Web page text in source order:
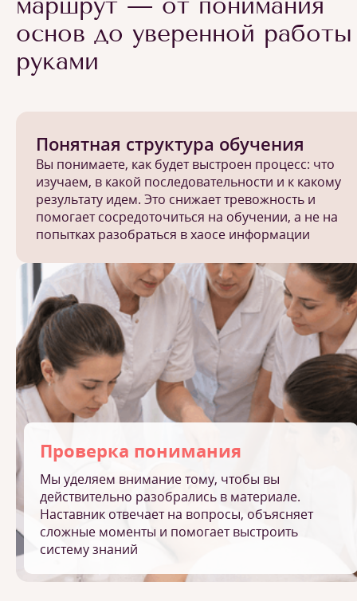
основ до уверенной работы
руками
Понятная структура обучения
Вы понимаете, как будет выстроен процесс: что
изучаем, в какой последовательности и к какому
результату идем. Это снижает тревожность и
помогает сосредоточиться на обучении, а не на
попытках разобраться в хаосе информации
Проверка понимания
Мы уделяем внимание тому, чтобы вы
действительно разобрались в материале.
Наставник отвечает на вопросы, объясняет
сложные моменты и помогает выстроить
систему знаний